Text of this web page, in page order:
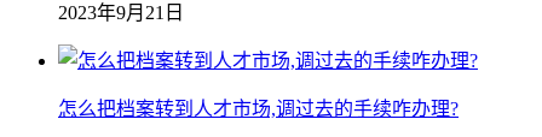
2023年9月21日
怎么把档案转到人才市场,调过去的手续咋办理?